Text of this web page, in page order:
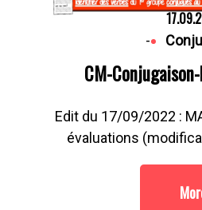
-
CM-
Edit du 17/09/2022 :
évaluations